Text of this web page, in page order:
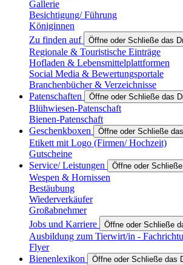
Gallerie
Besichtigung/ Führung
Königinnen
Zu finden auf
Öffne oder Schließe das
Regionale & Touristische Einträge
Hofladen & Lebensmittelplattformen
Social Media & Bewertungsportale
Branchenbücher & Verzeichnisse
Patenschaften
Öffne oder Schließe das
Blühwiesen-Patenschaft
Bienen-Patenschaft
Geschenkboxen
Öffne oder Schließe
Etikett mit Logo (Firmen/ Hochzeit)
Gutscheine
Service/ Leistungen
Öffne oder
Wespen & Hornissen
Bestäubung
Wiederverkäufer
Großabnehmer
Jobs und Karriere
Öffne oder Schließe
Ausbildung zum Tierwirt/in -
Flyer
Bienenlexikon
Öffne oder Schließe das